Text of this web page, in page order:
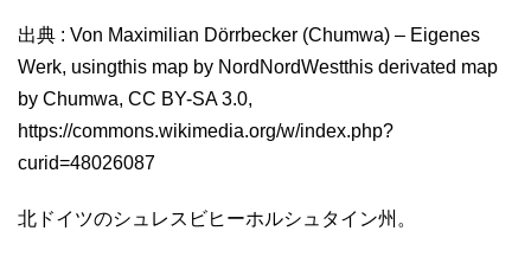
出典 : Von Maximilian Dörrbecker (Chumwa) – Eigenes
Werk, usingthis map by NordNordWestthis derivated map
by Chumwa, CC BY-SA 3.0,
https://commons.wikimedia.org/w/index.php?
curid=48026087
北ドイツのシュレスビヒーホルシュタイン州。